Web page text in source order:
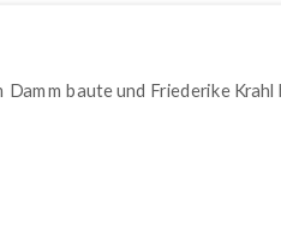
Damm baute und Friederike